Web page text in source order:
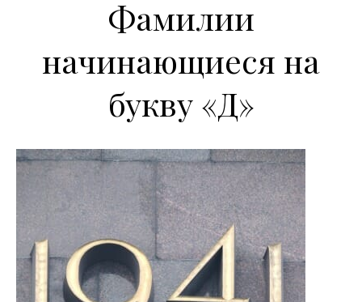
Фамилии
начинающиеся на
букву «Д»